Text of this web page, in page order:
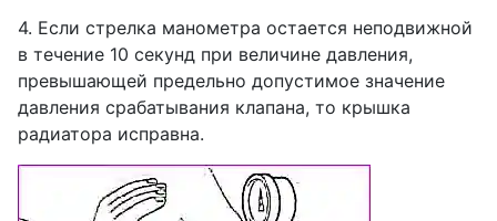
4. Если стрелка манометра остается неподвижной
в течение 10 секунд при величине давления,
превышающей предельно допустимое значение
давления срабатывания клапана, то крышка
радиатора исправна.